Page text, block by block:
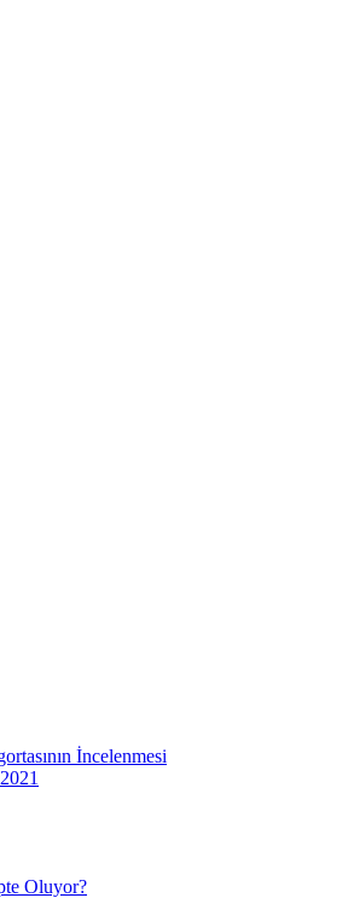
İncelenmesi
Oluyor?